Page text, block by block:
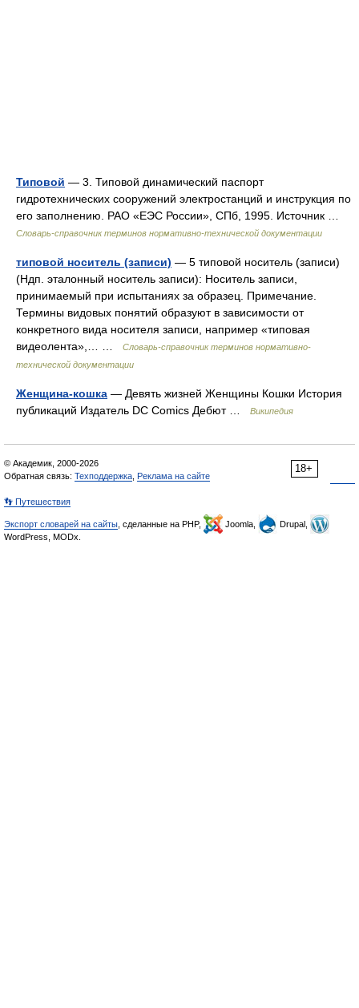
Типовой — 3. Типовой динамический паспорт
гидротехнических сооружений электростанций и инструкция по
его заполнению. РАО «ЕЭС России», СПб, 1995. Источник …
Словарь-справочник терминов нормативно-технической документации
типовой носитель (записи) — 5 типовой носитель (записи)
(Ндп. эталонный носитель записи): Носитель записи,
принимаемый при испытаниях за образец. Примечание.
Термины видовых понятий образуют в зависимости от
конкретного вида носителя записи, например «типовая
видеолента»,… …
Словарь-справочник терминов нормативно-
технической документации
Женщина-кошка — Девять жизней Женщины Кошки История
публикаций Издатель DC Comics Дебют …
Википедия
18+
© Академик, 2000-2026
Обратная связь: Техподдержка Реклама на сайте
👣 Путешествия
Экспорт словарей на сайты , сделанные на PHP, Joomla,
Drupal,
WordPress, MODx.